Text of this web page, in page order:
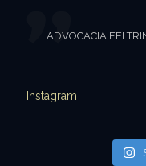
ADVOCACIA
Instagram